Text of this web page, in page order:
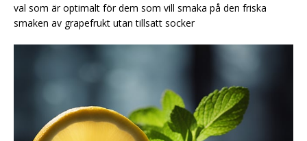
val som är optimalt för dem som vill smaka på den friska
smaken av grapefrukt utan tillsatt socker